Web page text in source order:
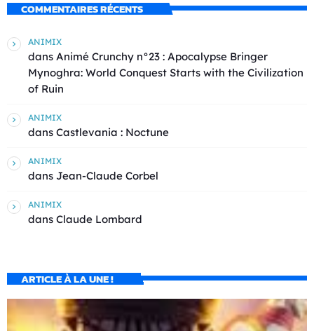
COMMENTAIRES RÉCENTS
ANIMIX
dans Animé Crunchy n°23 : Apocalypse Bringer
Mynoghra: World Conquest Starts with the Civilization
of Ruin
ANIMIX
dans Castlevania : Noctune
ANIMIX
dans Jean-Claude Corbel
ANIMIX
dans Claude Lombard
ARTICLE À LA UNE !